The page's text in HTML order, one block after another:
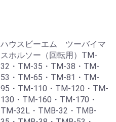
ハウスビーエム ツーバイマ
スホルソー（回転用）TM-
32・TM-35・TM-38・TM-
53・TM-65・TM-81・TM-
95・TM-110・TM-120・TM-
130・TM-160・TM-170・
TM-32L・TMB-32・TMB-